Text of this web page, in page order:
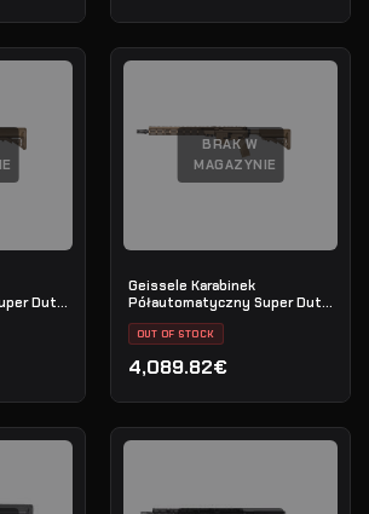
Duty
BRAK W
MAGAZYNIE
Geissele Karabinek
Półautomatyczny Super Duty
16" 5.56MM - DDC
OUT OF STOCK
4,089.82€